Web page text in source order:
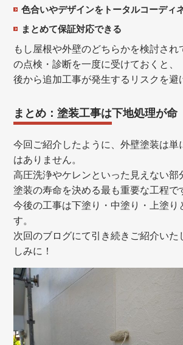
色合いやデザインをトータルコーディ
まとめて保証対応できる
もし屋根や外壁のどちらかを検討され
の点検・診断を一度に受けておくと、
後から追加工事が発生するリスクを避
まとめ：塗装工事は下地処理が命
今回ご紹介したように、外壁塗装は単
はありません。
高圧洗浄やケレンといった見えない部
塗装の寿命を決める最も重要な工程で
今後の工事は下塗り・中塗り・上塗り
す。
次回のブログにて引き続きご紹介いた
しみに！